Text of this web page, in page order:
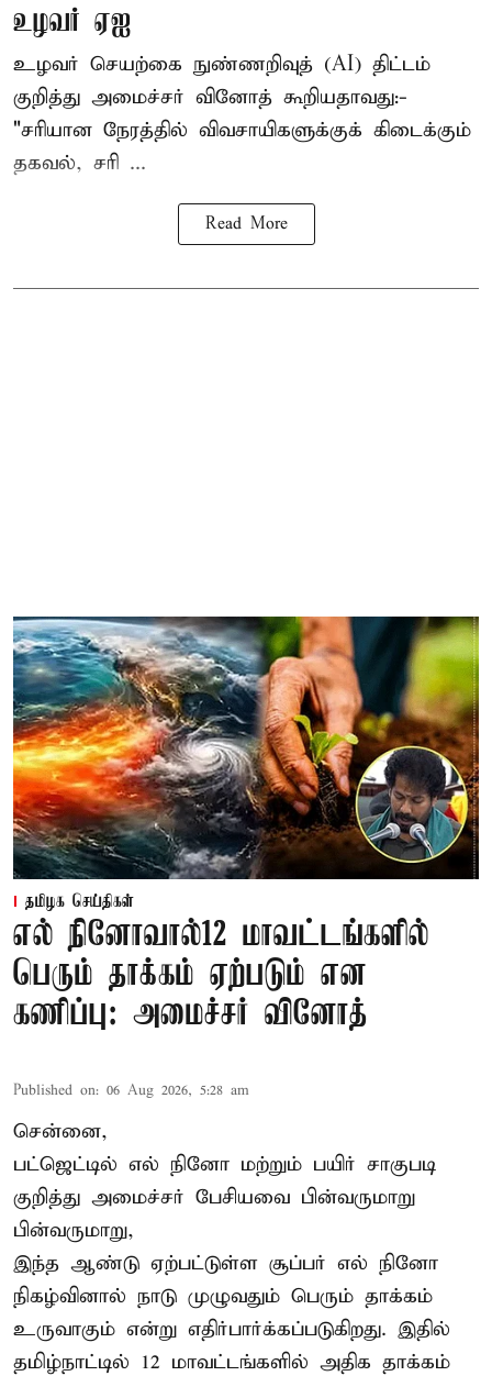
உழவர் ஏஐ
உழவர் செயற்கை நுண்ணறிவுத் (AI) திட்டம்
குறித்து அமைச்சர் வினோத் கூறியதாவது:-
"சரியான நேரத்தில் விவசாயிகளுக்குக் கிடைக்கும்
தகவல், சரி ...
Read More
தமிழக செய்திகள்
எல் நினோவால்12 மாவட்டங்களில்
பெரும் தாக்கம் ஏற்படும் என
கணிப்பு: அமைச்சர் வினோத்
Published on: 06 Aug 2026, 5:28 am
சென்னை,
பட்ஜெட்டில் எல் நினோ மற்றும் பயிர் சாகுபடி
குறித்து அமைச்சர் பேசியவை பின்வருமாறு
பின்வருமாறு,
இந்த ஆண்டு ஏற்பட்டுள்ள சூப்பர் எல் நினோ
நிகழ்வினால் நாடு முழுவதும் பெரும் தாக்கம்
உருவாகும் என்று எதிர்பார்க்கப்படுகிறது. இதில்
தமிழ்நாட்டில் 12 மாவட்டங்களில் அதிக தாக்கம்